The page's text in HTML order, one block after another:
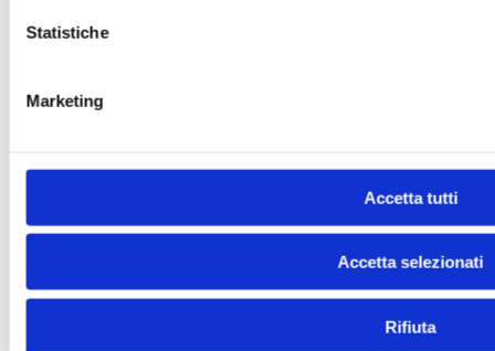
Statistiche
Marketing
Accetta tutti
Accetta selezionati
Rifiuta